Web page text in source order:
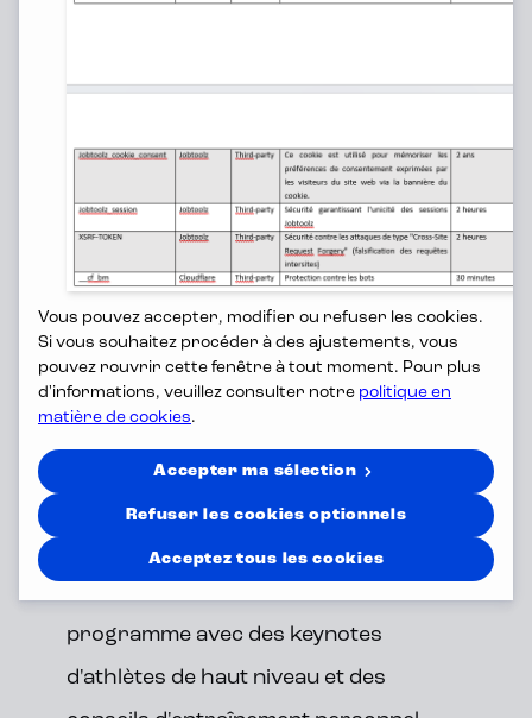
Des personnes saines
au sein d'une entreprise
Du café, du thé et des fruits frais, et
depuis peu: chaque jour de la soupe
fraîche. Mediafin prend soin non
seulement de votre esprit, mais aussi
de votre corps. Pour celles et ceux qui
ont des ambitions sportives, nous
programme avec des keynotes
d'athlètes de haut niveau et des
Vous pouvez accepter, modifier ou refuser les cookies.
Si vous souhaitez procéder à des ajustements, vous
pouvez rouvrir cette fenêtre à tout moment. Pour plus
d'informations, veuillez consulter notre politique en
matière de cookies.
Accepter ma sélection
Refuser les cookies optionnels
Acceptez tous les cookies